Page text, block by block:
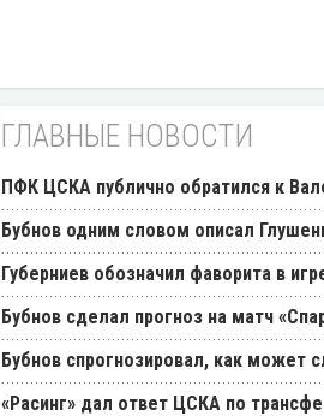
ГЛАВНЫЕ НОВОСТИ
ПФК ЦСКА публично обратился к
Бубнов одним словом описал
Губерниев обозначил фаворита в
Бубнов сделал прогноз на матч
Бубнов спрогнозировал, как может
«Расинг» дал ответ ЦСКА по